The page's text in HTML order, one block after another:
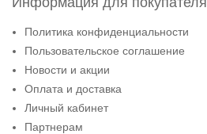
Политика конфиденциальности
Пользовательское соглашение
Новости и акции
Оплата и доставка
Личный кабинет
Партнерам